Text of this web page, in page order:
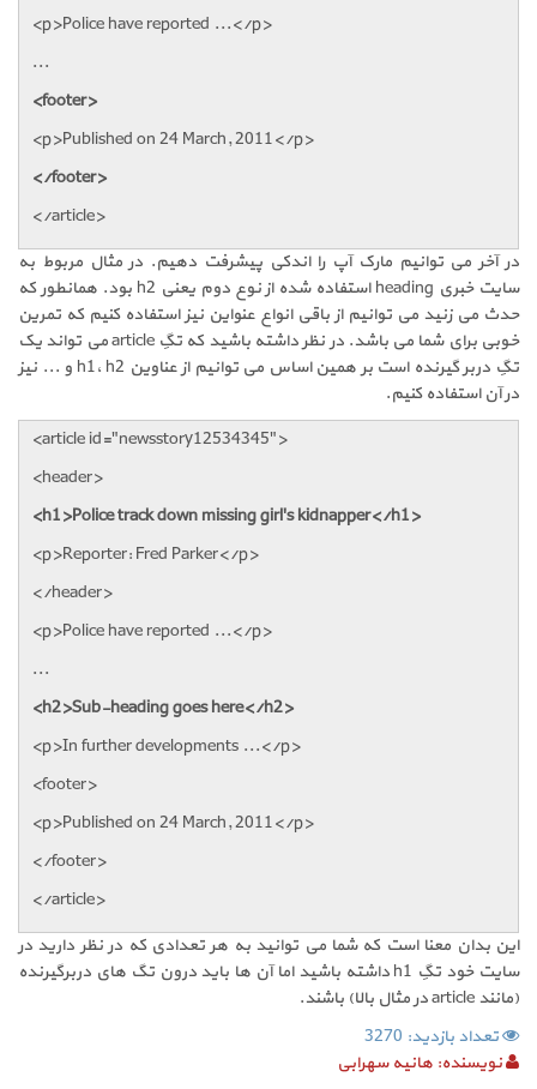
<p>Police have reported ...</p>
...
<footer>
<p>Published on 24 March, 2011</p>
</footer>
</article>
در آخر می توانیم مارک آپ را اندکی پیشرفت دهیم. در مثال مربوط به
سایت خبری heading استفاده شده از نوع دوم یعنی h2 بود. همانطور که
حدث می زنید می توانیم از باقی انواع عنواین نیز استفاده کنیم که تمرین
خوبی برای شما می باشد. در نظر داشته باشید که تگِ article می تواند یک
تگِ دربر گیرنده است بر همین اساس می توانیم از عناوین h1، h2 و ... نیز
در آن استفاده کنیم.
<article id="newsstory12534345">
<header>
<h1>Police track down missing girl's kidnapper</h1>
<p>Reporter: Fred Parker</p>
</header>
<p>Police have reported ...</p>
...
<h2>Sub-heading goes here</h2>
<p>In further developments ...</p>
<footer>
<p>Published on 24 March, 2011</p>
</footer>
</article>
این بدان معنا است که شما می توانید به هر تعدادی که در نظر دارید در
سایت خود تگِ h1 داشته باشید اما آن ها باید درون تگ های دربرگیرنده
(مانند article در مثال بالا) باشند.
تعداد بازدید: 3270
نویسنده: هانیه سهرابی